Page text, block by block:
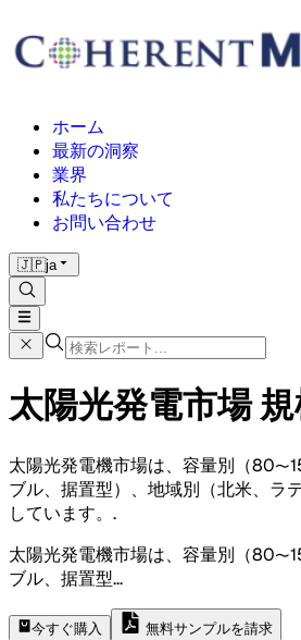
ホーム
最新の洞察
業界
私たちについて
お問い合わせ
🇯🇵ja
太陽光発電市場
太陽光発電機市場は、容量別（80〜
ブル、据置型）、地域別（北米、ラ
しています。 .
太陽光発電機市場は、容量別（80〜
ブル、据置型...
今すぐ購入 無料サンプルを請求